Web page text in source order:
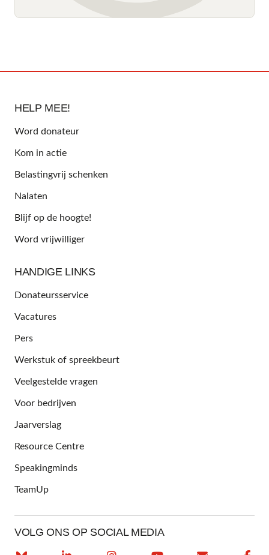
HELP MEE!
Word donateur
Kom in actie
Belastingvrij schenken
Nalaten
Blijf op de hoogte!
Word vrijwilliger
HANDIGE LINKS
Donateursservice
Vacatures
Pers
Werkstuk of spreekbeurt
Veelgestelde vragen
Voor bedrijven
Jaarverslag
Resource Centre
Speakingminds
TeamUp
VOLG ONS OP SOCIAL MEDIA